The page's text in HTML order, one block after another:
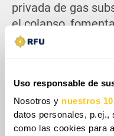
Uso responsable de
Nosotros y nuestros
datos personales, p.ej.,
como las cookies para
privada de gas
el colapso,
reintegración